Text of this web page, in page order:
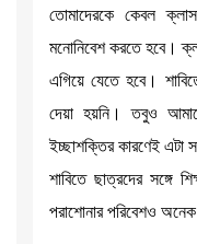
তোমাদেরকে কেবল
মনোনিবেশ করতে হবে।
এগিয়ে যেতে হবে।
দেয়া হয়নি। তবুও
ইচ্ছাশক্তির কারণেই এটা
শাবিতে ছাত্রদের সঙ্গে
পরাশোনার পরিবেশও